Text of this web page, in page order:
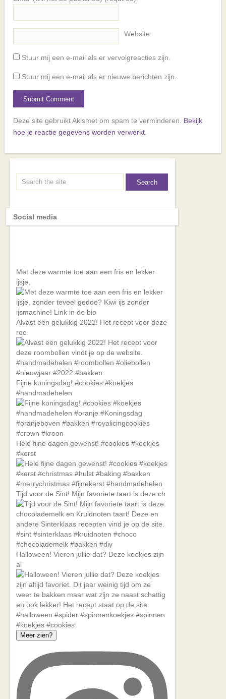
Website:
Stuur mij een e-mail als er vervolgreacties zijn.
Stuur mij een e-mail als er nieuwe berichten zijn.
Deze site gebruikt Akismet om spam te verminderen. Bekijk
hoe je reactie gegevens worden verwerkt
Social media
Met deze warmte toe aan een fris en lekker
ijsje,
Alvast een gelukkig 2022! Het recept voor deze
roo
Fijne koningsdag! #cookies #koekjes
#handmadehelen
Hele fijne dagen gewenst! #cookies #koekjes
#kerst
Tijd voor de Sint! Mijn favoriete taart is deze ch
Halloween! Vieren jullie dat? Deze koekjes zijn
al
Meer zien?